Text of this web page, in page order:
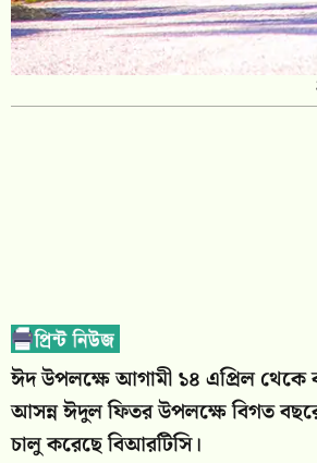
ঈদ উপলক্ষে আগামী ১৪ এপ্রিল
আসন্ন ঈদুল ফিতর উপলক্ষে বিগত
চালু করেছে বিআরটিসি।